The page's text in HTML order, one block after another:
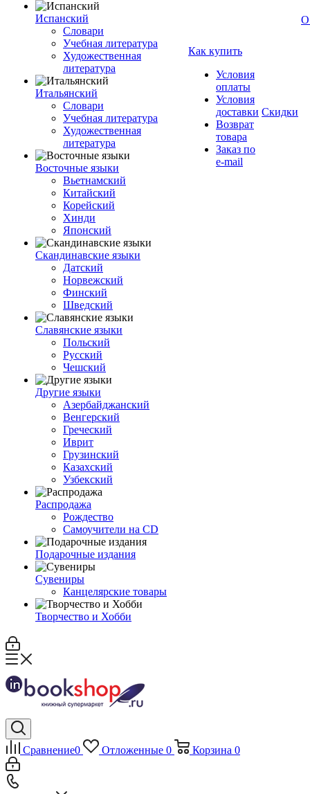
Испанский
Словари
Учебная литература
Художественная
литература
Итальянский
Словари
Учебная литература
Художественная
литература
Восточные языки
Вьетнамский
Китайский
Корейский
Хинди
Японский
Скандинавские языки
Датский
Норвежский
Финский
Шведский
Славянские языки
Польский
Русский
Чешский
Другие языки
Азербайджанский
Венгерский
Греческий
Иврит
Грузинский
Казахский
Узбекский
Распродажа
Рождество
Самоучители на CD
Подарочные издания
Сувениры
Канцелярские товары
Творчество и Хобби
Как купить
Условия
оплаты
Условия
доставки
Возврат
товара
Заказ по
e-mail
Скидки
О
Сравнение0 Отложенные 0 Корзина 0